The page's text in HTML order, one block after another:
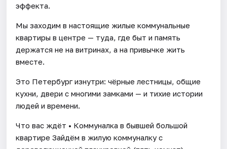
эффекта.
Мы заходим в настоящие жилые коммунальные
квартиры в центре — туда, где быт и память
держатся не на витринах, а на привычке жить
вместе.
Это Петербург изнутри: чёрные лестницы, общие
кухни, двери с многими замками — и тихие истории
людей и времени.
Что вас ждёт • Коммуналка в бывшей большой
квартире Зайдём в жилую коммуналку с